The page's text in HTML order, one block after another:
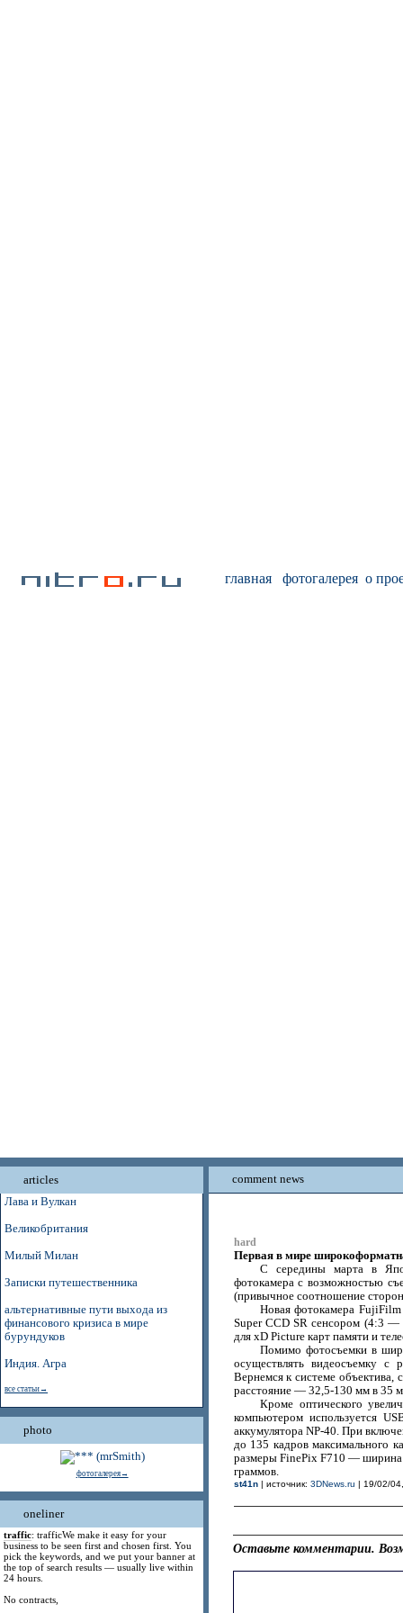
главная фотогалерея о
articles
Лава и Вулкан
Великобритания
Милый Милан
Записки путешественника
альтернативные пути выхода из
финансового кризиса в мире
бурундуков
Индия. Агра
все статьи→
photo
фотогалерея→
oneliner
traffic: trafficWe make it easy for your
business to be seen first and chosen first. You
pick the keywords, and we put your banner at
the top of search results — usually live within
24 hours.
No contracts,
comment news
hard
Первая в мире
С середины марта в
фотокамера с возможностью
(привычное соотношение
Новая фотокамера
Super CCD SR сенсором (4:3
для xD Picture карт памяти и
Помимо фотосъемки в
осуществлять видеосъемку
Вернемся к системе
расстояние — 32,5-130 мм в 35
Кроме оптического
компьютером используется
аккумулятора NP-40. При
до 135 кадров максимального
размеры FinePix F710 —
граммов.
st41n| источник: 3DNews.ru | 19/02/
Оставьте комментарии.